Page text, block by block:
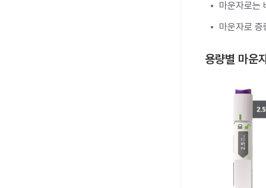
마운자로는
마운자로
용량별 마운